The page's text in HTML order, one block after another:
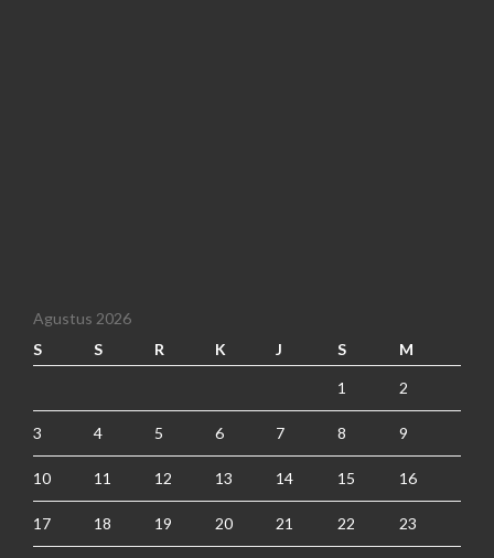
Agustus 2026
S
S R K J S M
1 2
3 4 5 6 7 8 9
10 11 12 13 14 15 16
17 18 19 20 21 22 23